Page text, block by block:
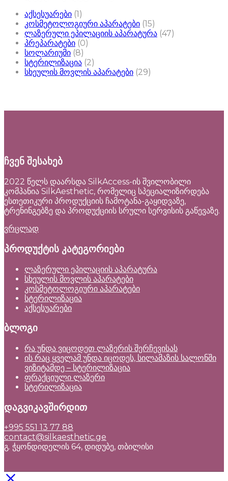
აქსესუარები (1)
კოსმეტოლოგიური აპარატები (15)
ლაზერული ეპილაციის აპარატურა (47)
პრეპარატები (0)
სოლარიუმი (8)
სტერილიზაცია (2)
სხეულის მოვლის აპარატები (29)
ჩვენ შესახებ
2022 წელს დაარსდა SilkAccess-ის შვილობილი
კომპანია SilkAesthetic, რომელიც სპეციალიზირდება
ესთეთიკური პროდუქციის ჩამოტანა-გაყიდვაზე,
ტრენინგებზე და პროდუქციის სრული სერვისის გაწევაზე.
ვრცლად
პროდუქტის კატეგორიები
ლაზერული ეპილაციის აპარატურა
სხეულის მოვლის აპარატები
კოსმეტოლოგიური აპარატები
სტერილიზაცია
აქსესუარები
ბლოგი
რა უნდა ვიცოდეთ ლაზერის შერჩევისას
ის რაც ყველამ უნდა იცოდეს, სილამაზის სალონში
ვიზიტამდე – სტერილიზაცია
ფრაქციული ლაზერი
სტერილიზაცია
დაგვიკავშირდით
+995 551 13 77 88
contact@silkaesthetic.ge
გ. ჭყონდიდელის 64, დიდუბე, თბილისი